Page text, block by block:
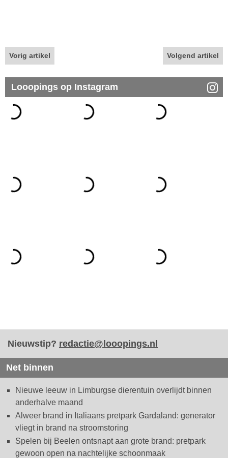
Vorig artikel Volgend artikel
Looopings op Instagram
Nieuwstip? redactie@looopings.nl
Net binnen
Nieuwe leeuw in Limburgse dierentuin overlijdt binnen
anderhalve maand
Alweer brand in Italiaans pretpark Gardaland: generator
vliegt in brand na stroomstoring
Spelen bij Beelen ontsnapt aan grote brand: pretpark
gewoon open na nachtelijke schoonmaak